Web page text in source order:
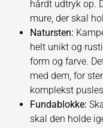
hårdt udtryk op.
mure, der skal
Natursten:
helt unikt og
form og farve.
med dem, for
komplekst
Fundablokke:
skal den holde